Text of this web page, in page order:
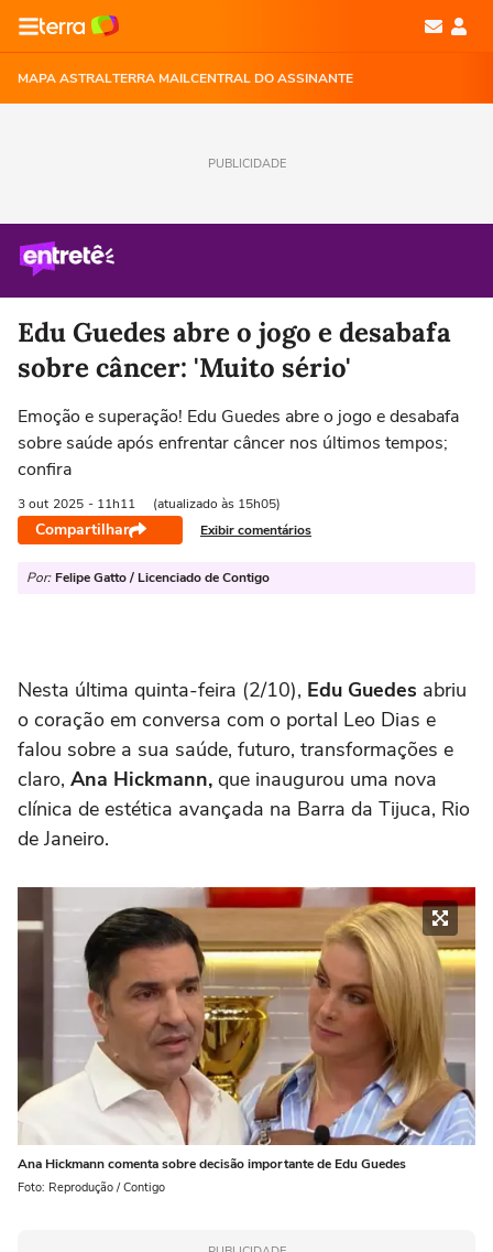
MAPA ASTRALTERRA MAILCENTRAL DO ASSINANTE
PUBLICIDADE
Edu Guedes abre o jogo e desabafa
sobre câncer: 'Muito sério'
Emoção e superação! Edu Guedes abre o jogo e desabafa
sobre saúde após enfrentar câncer nos últimos tempos;
confira
3 out 2025 - 11h11 (atualizado às 15h05)
Compartilhar Exibir comentários
Por: Felipe Gatto / Licenciado de Contigo
Nesta última quinta-feira (2/10), Edu Guedes abriu
o coração em conversa com o portal Leo Dias e
falou sobre a sua saúde, futuro, transformações e
claro, Ana Hickmann, que inaugurou uma nova
clínica de estética avançada na Barra da Tijuca, Rio
de Janeiro.
Ana Hickmann comenta sobre decisão importante de Edu Guedes
Foto: Reprodução / Contigo